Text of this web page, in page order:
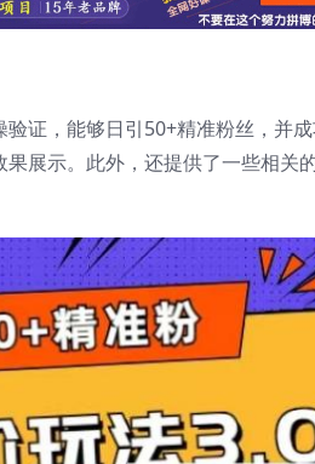
证，能够日引50+精准粉丝，并
展示。此外，还提供了一些相关